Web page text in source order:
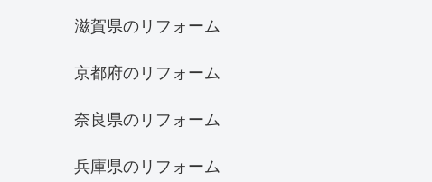
滋賀県のリフォーム
京都府のリフォーム
奈良県のリフォーム
兵庫県のリフォーム